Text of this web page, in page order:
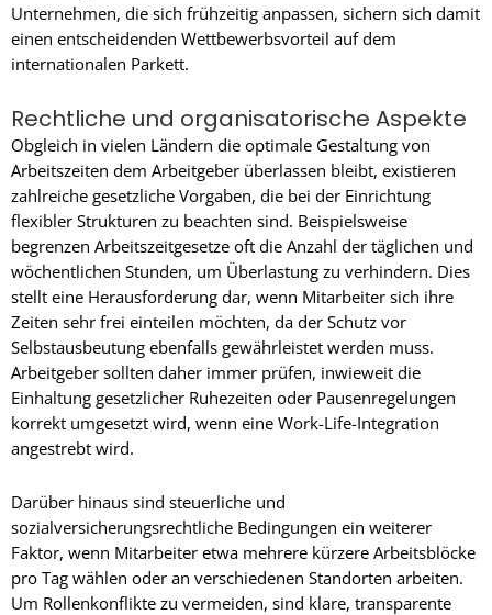
Unternehmen, die sich frühzeitig anpassen, sichern sich damit
einen entscheidenden Wettbewerbsvorteil auf dem
internationalen Parkett.
Rechtliche und organisatorische Aspekte
Obgleich in vielen Ländern die optimale Gestaltung von
Arbeitszeiten dem Arbeitgeber überlassen bleibt, existieren
zahlreiche gesetzliche Vorgaben, die bei der Einrichtung
flexibler Strukturen zu beachten sind. Beispielsweise
begrenzen Arbeitszeitgesetze oft die Anzahl der täglichen und
wöchentlichen Stunden, um Überlastung zu verhindern. Dies
stellt eine Herausforderung dar, wenn Mitarbeiter sich ihre
Zeiten sehr frei einteilen möchten, da der Schutz vor
Selbstausbeutung ebenfalls gewährleistet werden muss.
Arbeitgeber sollten daher immer prüfen, inwieweit die
Einhaltung gesetzlicher Ruhezeiten oder Pausenregelungen
korrekt umgesetzt wird, wenn eine Work-Life-Integration
angestrebt wird.
Darüber hinaus sind steuerliche und
sozialversicherungsrechtliche Bedingungen ein weiterer
Faktor, wenn Mitarbeiter etwa mehrere kürzere Arbeitsblöcke
pro Tag wählen oder an verschiedenen Standorten arbeiten.
Um Rollenkonflikte zu vermeiden, sind klare, transparente